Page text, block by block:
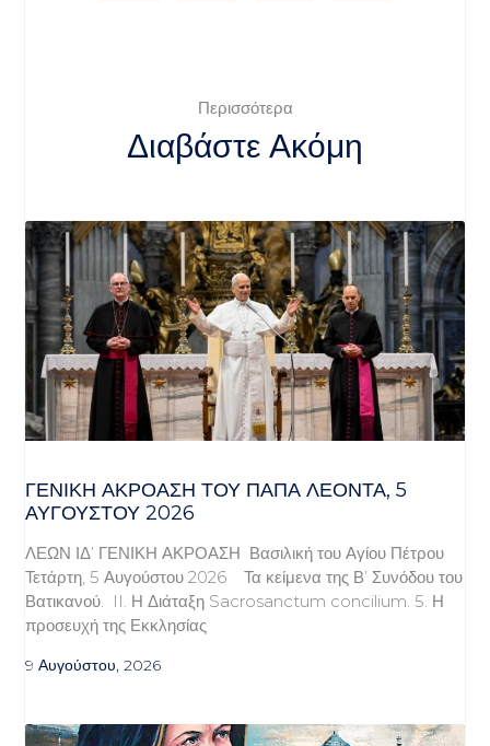
Περισσότερα
Διαβάστε Ακόμη
ΓΕΝΙΚΉ ΑΚΡΌΑΣΗ ΤΟΥ ΠΆΠΑ ΛΈΟΝΤΑ, 5
ΑΥΓΟΎΣΤΟΥ 2026
ΛΕΩΝ ΙΔ’ ΓΕΝΙΚΗ ΑΚΡΟΑΣΗ Βασιλική του Αγίου Πέτρου
Τετάρτη, 5 Αυγούστου 2026 Τα κείμενα της Β’ Συνόδου του
Βατικανού. II. Η Διάταξη Sacrosanctum concilium. 5. Η
προσευχή της Εκκλησίας
9 Αυγούστου, 2026